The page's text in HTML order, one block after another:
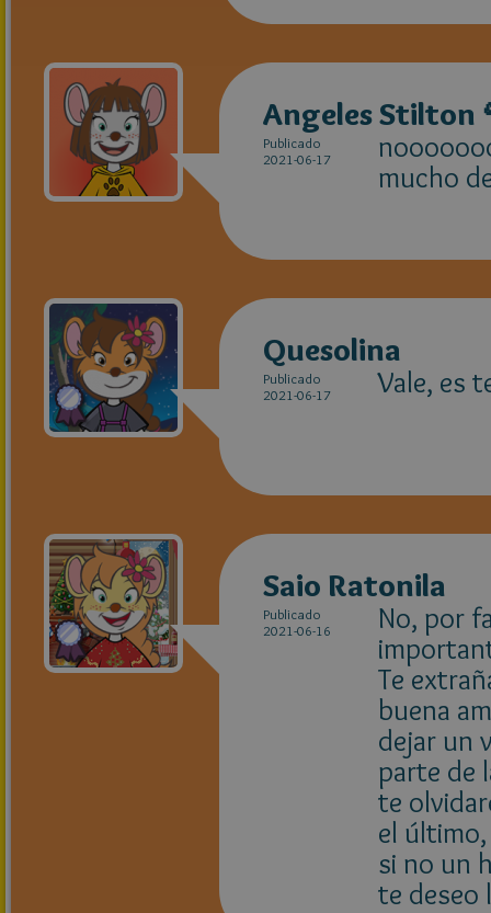
Angeles Stilton
Publicado
2021-06-17
mucho
Quesolina
Publicado
2021-06-17
Vale, es
Saio Ratonila
Publicado
2021-06-16
No, por
Te
buena
dejar un
parte de
te
el
si no un
te deseo